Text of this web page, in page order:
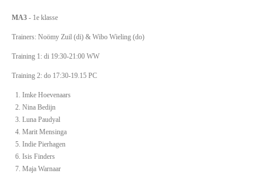
MA3 - 1e klasse
Trainers: Noömy Zuil (di) & Wibo Wieling (do)
Training 1: di 19:30-21:00 WW
Training 2: do 17:30-19.15 PC
Imke Hoevenaars
Nina Bedijn
Luna Paudyal
Marit Mensinga
Indie Pierhagen
Isis Finders
Maja Warnaar